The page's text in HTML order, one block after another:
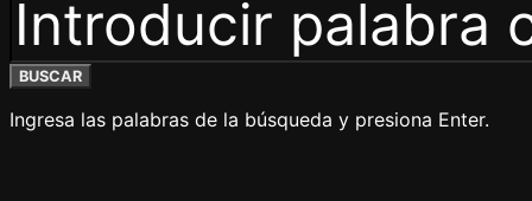
BUSCAR
Ingresa las palabras de la búsqueda y presiona Enter.